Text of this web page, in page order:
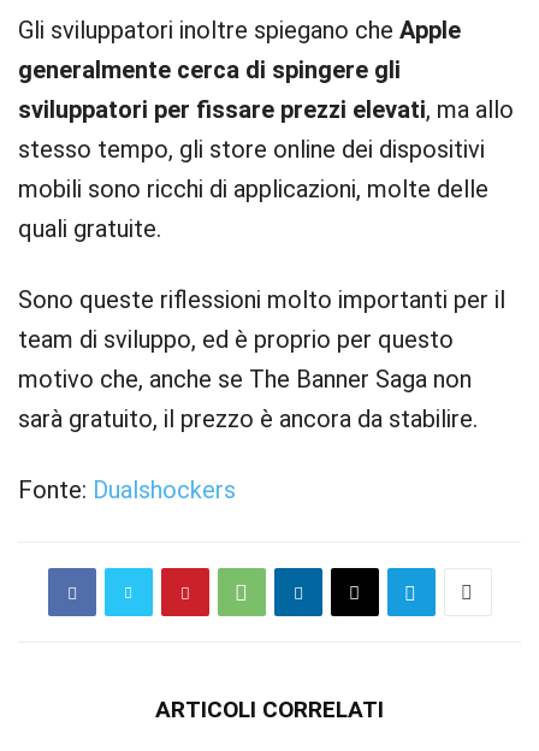
Gli sviluppatori inoltre spiegano che Apple
generalmente cerca di spingere gli
sviluppatori per fissare prezzi elevati, ma allo
stesso tempo, gli store online dei dispositivi
mobili sono ricchi di applicazioni, molte delle
quali gratuite.
Sono queste riflessioni molto importanti per il
team di sviluppo, ed è proprio per questo
motivo che, anche se The Banner Saga non
sarà gratuito, il prezzo è ancora da stabilire.
Fonte: Dualshockers
ARTICOLI CORRELATI